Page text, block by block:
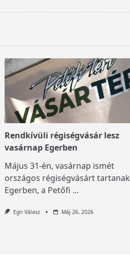
Rendkívüli régiségvásár lesz
vasárnap Egerben
Május 31-én, vasárnap ismét
országos régiségvásárt tartanak
Egerben, a Petőfi ...
Egri Válasz Máj 26, 2026